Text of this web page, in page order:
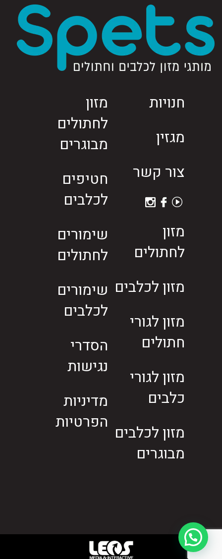
חנויות
מגזין
צור קשר
מזון
לחתולים
מזון לכלבים
מזון לגורי
חתולים
מזון לגורי
כלבים
מזון לכלבים
מבוגרים
מזון
לחתולים
מבוגרים
חטיפים
לכלבים
שימורים
לחתולים
שימורים
לכלבים
הסדרי
נגישות
מדיניות
הפרטיות